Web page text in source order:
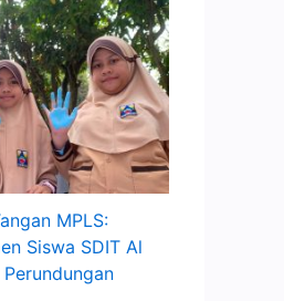
MPLS:
Siswa SDIT Al